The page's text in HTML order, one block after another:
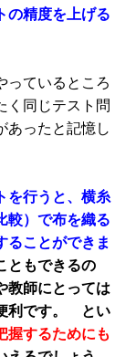
の精度を上げる
っているところ
く同じテスト問
あったと記憶し
を行うと、横糸
較）で布を織る
ることができま
ともできるの
教師にとっては
です。
とい
握するためにも